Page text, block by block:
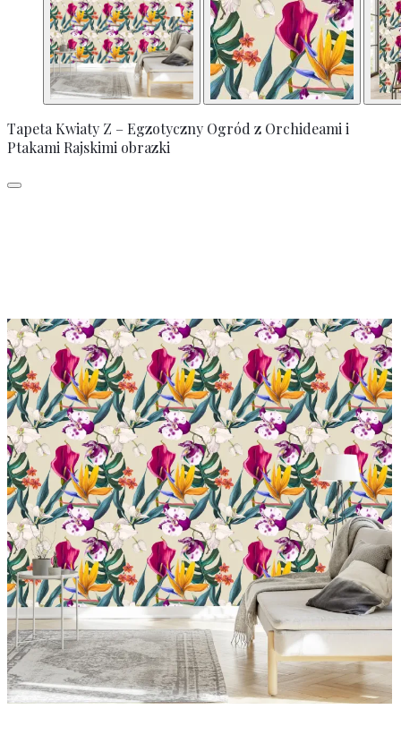
Tapeta Kwiaty Z – Egzotyczny Ogród z Orchideami i
Ptakami Rajskimi obrazki